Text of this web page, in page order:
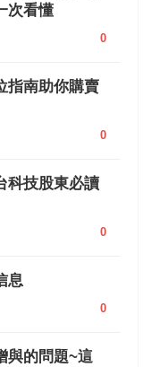
次看懂
0
指南助你購賣
0
科技股東必讀
0
息
0
與的問題~這